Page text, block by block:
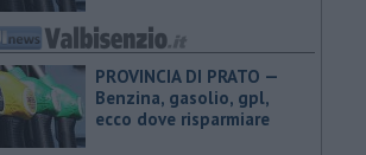
PROVINCIA DI PRATO — ​
Benzina, gasolio, gpl,
ecco dove risparmiare